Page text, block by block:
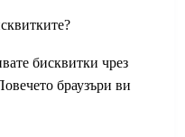
бисквитки чрез
браузъри ви